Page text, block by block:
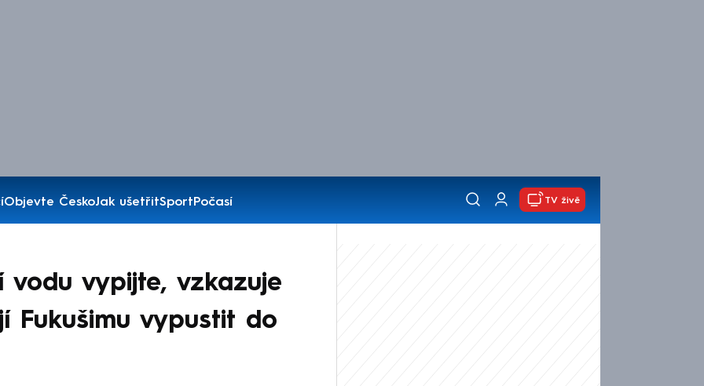
Objevte ČeskoJak ušetřitSportPočasí TV živě
vypijte, vzkazuje
Fukušimu vypustit do